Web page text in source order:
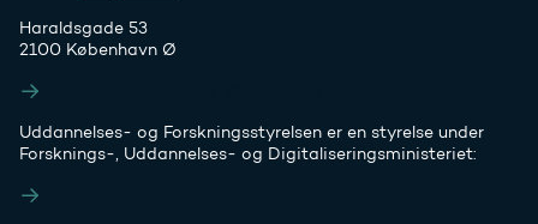
Haraldsgade 53
2100 København Ø
Uddannelses- og Forskningsstyrelsen er en styrelse under
Forsknings-, Uddannelses- og Digitaliseringsministeriet: